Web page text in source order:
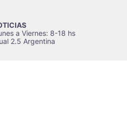
a Viernes: 8-18 hs
2.5 Argentina